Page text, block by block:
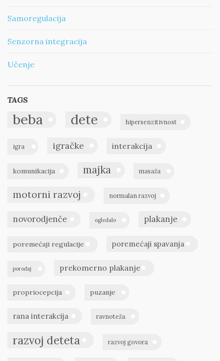
Samoregulacija
Senzorna integracija
Učenje
TAGS
beba dete hipersenzitivnost
igra igračke interakcija
komunikacija majka masaža
motorni razvoj normalan razvoj
novorodjenče ogledalo plakanje
poremećaji regulacije poremećaji spavanja
porođaj prekomerno plakanje
propriocepcija puzanje
rana interakcija ravnoteža
razvoj deteta razvoj govora